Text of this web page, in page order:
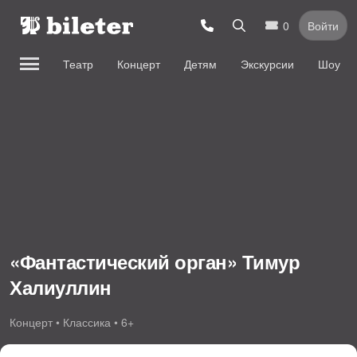
0 Войти
Театр Концерт Детям Экскурсии Шоу
«Фантастический орган» Тимур
Халиуллин
Концерт • Классика • 6+